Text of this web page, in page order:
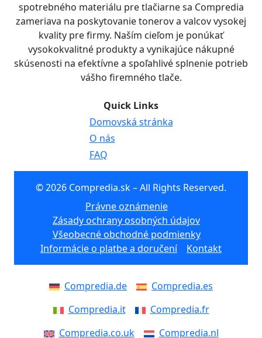
spotrebného materiálu pre tlačiarne sa Compredia
zameriava na poskytovanie tonerov a valcov vysokej
kvality pre firmy. Naším cieľom je ponúkať
vysokokvalitné produkty a vynikajúce nákupné
skúsenosti na efektívne a spoľahlivé splnenie potrieb
vášho firemného tlače.
Quick Links
Domovská stránka
O nás
FAQ
© 2026 Compredia.sk – All Rights Reserved.
Právne oznámenie
Zásady ochrany osobných údajov
Všeobecné obchodné podmienky
Informácie o platbe a doručení
Kontakt
Compredia.de
Compredia.es
Compredia.it
Compredia.fr
Compredia.co.uk
Compredia.nl